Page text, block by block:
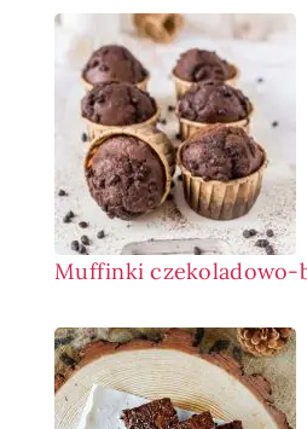
Muffinki czekoladowo-